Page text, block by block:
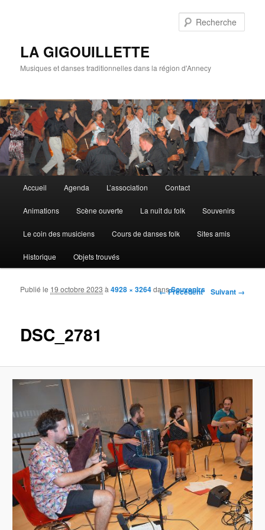
LA GIGOUILLETTE
Musiques et danses traditionnelles dans la région d'Annecy
Aller au contenu principal
Aller au contenu secondaire
Accueil Agenda L’association Contact
Animations Scène ouverte La nuit du folk Souvenirs
Le coin des musiciens Cours de danses folk Sites amis
Historique Objets trouvés
Navigation des images
← Précédent Suivant →
DSC_2781
Publié le 19 octobre 2023 à4928 × 3264dansSouvenirs